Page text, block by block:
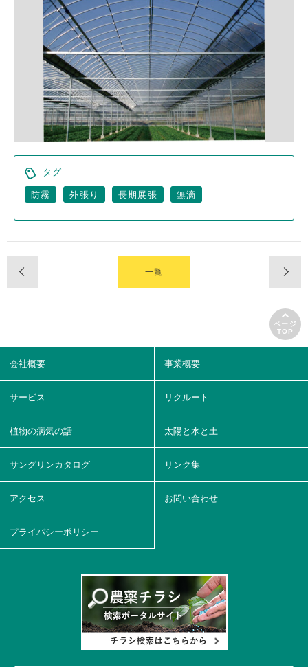
タグ
防霧 外張り 長期展張 無滴
一覧
ページ
TOP
会社概要 事業概要
サービス リクルート
植物の病気の話 太陽と水と土
サングリンカタログ リンク集
アクセス お問い合わせ
プライバシーポリシー